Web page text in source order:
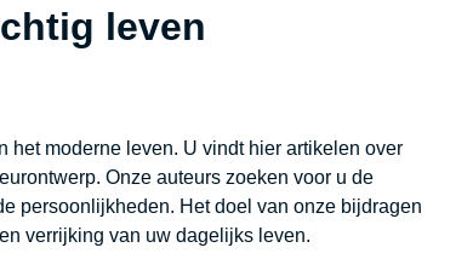
leven
moderne leven. U vindt hier artikelen over
Onze auteurs zoeken voor u de
persoonlijkheden. Het doel van onze bijdragen
verrijking van uw dagelijks leven.